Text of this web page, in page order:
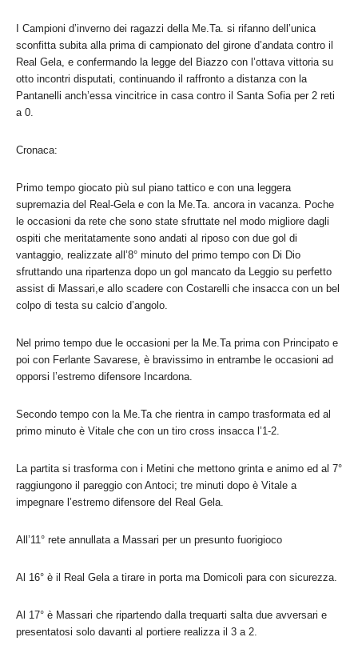
I Campioni d’inverno dei ragazzi della Me.Ta. si rifanno dell’unica
sconfitta subita alla prima di campionato del girone d’andata contro il
Real Gela, e confermando la legge del Biazzo con l’ottava vittoria su
otto incontri disputati, continuando il raffronto a distanza con la
Pantanelli anch’essa vincitrice in casa contro il Santa Sofia per 2 reti
a 0.
Cronaca:
Primo tempo giocato più sul piano tattico e con una leggera
supremazia del Real-Gela e con la Me.Ta. ancora in vacanza. Poche
le occasioni da rete che sono state sfruttate nel modo migliore dagli
ospiti che meritatamente sono andati al riposo con due gol di
vantaggio, realizzate all’8° minuto del primo tempo con Di Dio
sfruttando una ripartenza dopo un gol mancato da Leggio su perfetto
assist di Massari,e allo scadere con Costarelli che insacca con un bel
colpo di testa su calcio d’angolo.
Nel primo tempo due le occasioni per la Me.Ta prima con Principato e
poi con Ferlante Savarese, è bravissimo in entrambe le occasioni ad
opporsi l’estremo difensore Incardona.
Secondo tempo con la Me.Ta che rientra in campo trasformata ed al
primo minuto è Vitale che con un tiro cross insacca l’1-2.
La partita si trasforma con i Metini che mettono grinta e animo ed al 7°
raggiungono il pareggio con Antoci; tre minuti dopo è Vitale a
impegnare l’estremo difensore del Real Gela.
All’11° rete annullata a Massari per un presunto fuorigioco
Al 16° è il Real Gela a tirare in porta ma Domicoli para con sicurezza.
Al 17° è Massari che ripartendo dalla trequarti salta due avversari e
presentatosi solo davanti al portiere realizza il 3 a 2.